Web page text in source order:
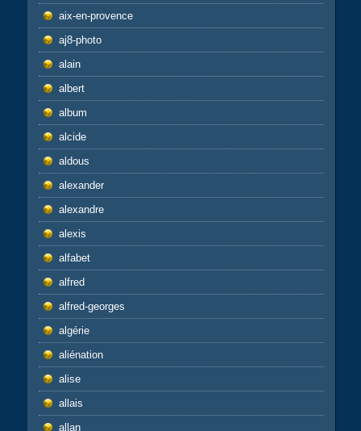
aix-en-provence
aj8-photo
alain
albert
album
alcide
aldous
alexander
alexandre
alexis
alfabet
alfred
alfred-georges
algérie
aliénation
alise
allais
allan